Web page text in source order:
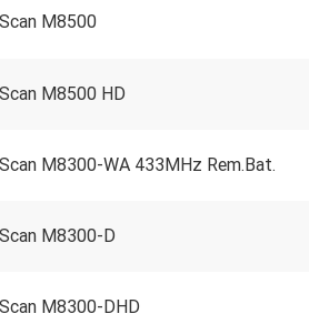
M8500
M8500 HD
M8300-WA 433MHz Rem.Bat.
M8300-D
M8300-DHD